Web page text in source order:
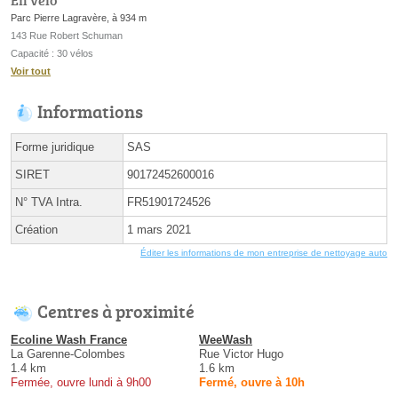
Parc Pierre Lagravère, à 934 m
143 Rue Robert Schuman
Capacité : 30 vélos
Voir tout
Informations
Forme juridique SAS
SIRET 90172452600016
N° TVA Intra. FR51901724526
Création 1 mars 2021
Éditer les informations de mon entreprise de nettoyage auto
Centres à proximité
Ecoline Wash France
La Garenne-Colombes
1.4 km
Fermée, ouvre lundi à 9h00
WeeWash
Rue Victor Hugo
1.6 km
Fermé, ouvre à 10h